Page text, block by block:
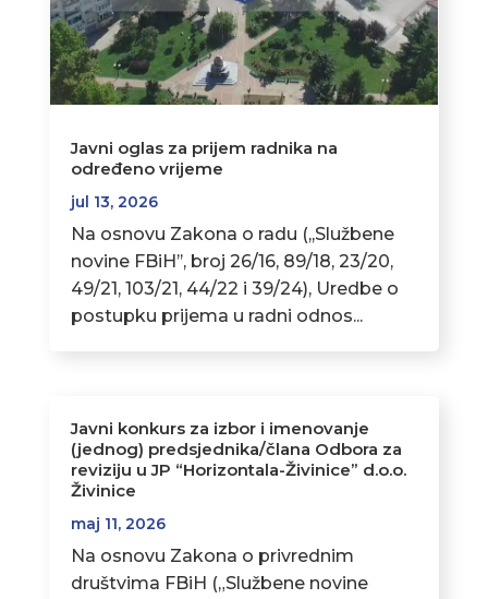
Javni oglas za prijem radnika na
određeno vrijeme
jul 13, 2026
Na osnovu Zakona o radu (,,Službene
novine FBiH’’, broj 26/16, 89/18, 23/20,
49/21, 103/21, 44/22 i 39/24), Uredbe o
postupku prijema u radni odnos...
Javni konkurs za izbor i imenovanje
(jednog) predsjednika/člana Odbora za
reviziju u JP “Horizontala-Živinice” d.o.o.
Živinice
maj 11, 2026
Na osnovu Zakona o privrednim
društvima FBiH („Službene novine